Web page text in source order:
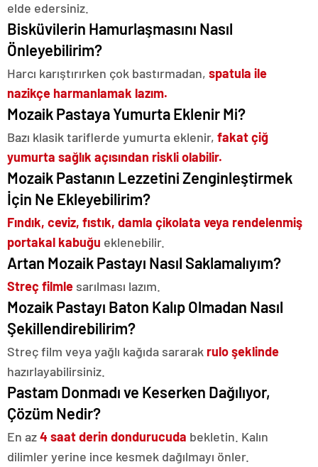
elde edersiniz.
Bisküvilerin Hamurlaşmasını Nasıl
Önleyebilirim?
Harcı karıştırırken çok bastırmadan, spatula ile
nazikçe harmanlamak lazım.
Mozaik Pastaya Yumurta Eklenir Mi?
Bazı klasik tariflerde yumurta eklenir, fakat çiğ
yumurta sağlık açısından riskli olabilir.
Mozaik Pastanın Lezzetini Zenginleştirmek
İçin Ne Ekleyebilirim?
Fındık, ceviz, fıstık, damla çikolata veya rendelenmiş
portakal kabuğu eklenebilir.
Artan Mozaik Pastayı Nasıl Saklamalıyım?
Streç filmle sarılması lazım.
Mozaik Pastayı Baton Kalıp Olmadan Nasıl
Şekillendirebilirim?
Streç film veya yağlı kağıda sararak rulo şeklinde
hazırlayabilirsiniz.
Pastam Donmadı ve Keserken Dağılıyor,
Çözüm Nedir?
En az4 saat derin dondurucuda bekletin. Kalın
dilimler yerine ince kesmek dağılmayı önler.